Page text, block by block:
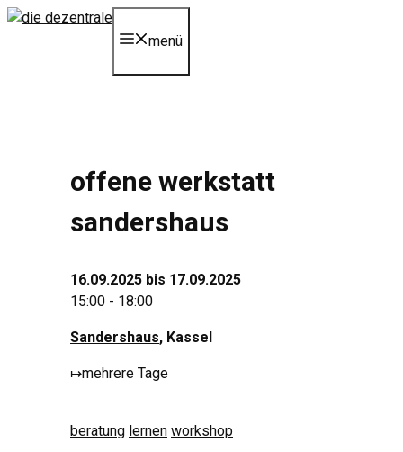
Zum
menü
offene werkstatt
sandershaus
16.09.2025 bis 17.09.2025
15:00 - 18:00
Sandershaus, Kassel
↦mehrere Tage
beratung lernen workshop